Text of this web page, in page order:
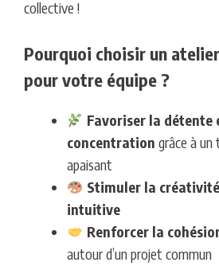
collective !
Pourquoi choisir un
pour votre équipe ?
Favoriser la détente
concentration grâce à un
apaisant
Stimuler la
intuitive
Renforcer la
autour d’un projet commun